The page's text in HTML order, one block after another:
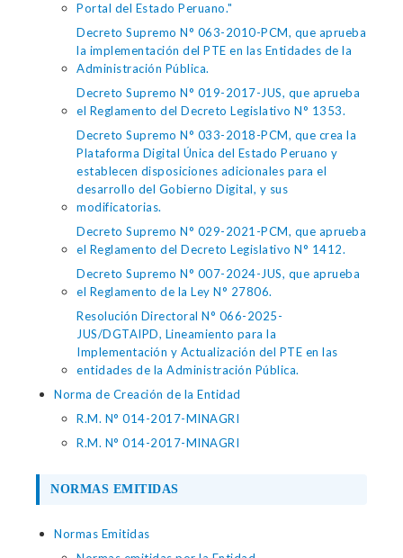
Portal del Estado Peruano."
Decreto Supremo N° 063-2010-PCM, que aprueba
la implementación del PTE en las Entidades de la
Administración Pública.
Decreto Supremo N° 019-2017-JUS, que aprueba
el Reglamento del Decreto Legislativo N° 1353.
Decreto Supremo N° 033-2018-PCM, que crea la
Plataforma Digital Única del Estado Peruano y
establecen disposiciones adicionales para el
desarrollo del Gobierno Digital, y sus
modificatorias.
Decreto Supremo N° 029-2021-PCM, que aprueba
el Reglamento del Decreto Legislativo N° 1412.
Decreto Supremo N° 007-2024-JUS, que aprueba
el Reglamento de la Ley N° 27806.
Resolución Directoral N° 066-2025-
JUS/DGTAIPD, Lineamiento para la
Implementación y Actualización del PTE en las
entidades de la Administración Pública.
Norma de Creación de la Entidad
R.M. N° 014-2017-MINAGRI
R.M. N° 014-2017-MINAGRI
NORMAS EMITIDAS
Normas Emitidas